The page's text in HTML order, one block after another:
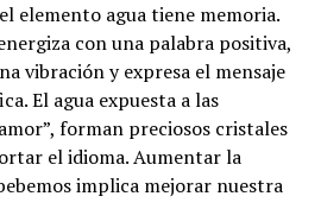
elemento agua tiene memoria.
con una palabra positiva,
vibración y expresa el mensaje
El agua expuesta a las
forman preciosos cristales
el idioma. Aumentar la
implica mejorar nuestra